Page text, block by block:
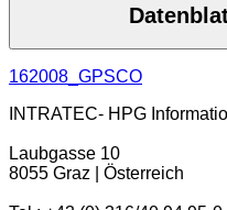
162008_GPSCO
INTRATEC- HPG
Laubgasse 10
8055 Graz | Österreich